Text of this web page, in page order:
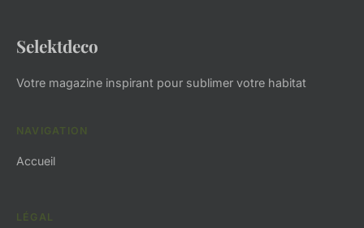
Selektdeco
Votre magazine inspirant pour sublimer votre habitat
NAVIGATION
Accueil
LÉGAL